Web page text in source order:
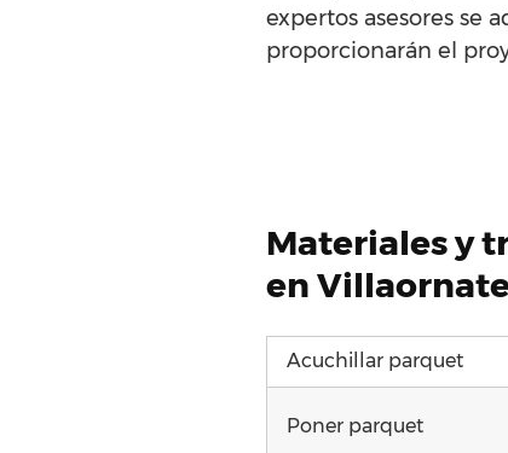
expertos asesores se
proporcionarán el
Materiales y
en
Acuchillar parquet
Poner parquet